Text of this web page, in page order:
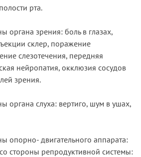
рта.
органа зрения: боль в глазах,
склер, поражение
слезотечения, передняя
нейропатия, окклюзия сосудов
зрения.
органа слуха: вертиго, шум в ушах,
опорно- двигательного аппарата:
стороны репродуктивной системы: